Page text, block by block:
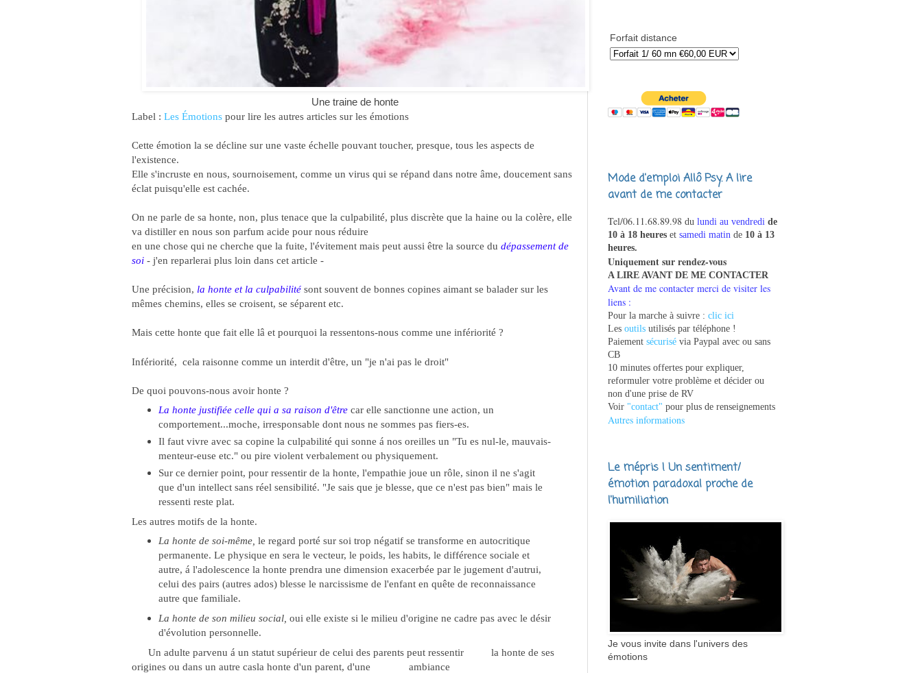
Une traine de honte
Label : Les Émotions pour lire les autres articles sur les émotions
Cette émotion la se décline sur une vaste échelle pouvant toucher, presque, tous les aspects de
l'existence.
Elle s'incruste en nous, sournoisement, comme un virus qui se répand dans notre âme, doucement sans
éclat puisqu'elle est cachée.
On ne parle de sa honte, non, plus tenace que la culpabilité, plus discrète que la haine ou la colère, elle
va distiller en nous son parfum acide pour nous réduire
en une chose qui ne cherche que la fuite, l'évitement mais peut aussi être la source du dépassement de
soi - j'en reparlerai plus loin dans cet article -
Une précision, la honte et la culpabilité sont souvent de bonnes copines aimant se balader sur les
mêmes chemins, elles se croisent, se séparent etc.
Mais cette honte que fait elle lâ et pourquoi la ressentons-nous comme une infériorité ?
Infériorité, cela raisonne comme un interdit d'être, un "je n'ai pas le droit"
De quoi pouvons-nous avoir honte ?
La honte justifiée celle qui a sa raison d'êtrecar elle sanctionne une action, un
comportement...moche, irresponsable dont nous ne sommes pas fiers-es.
Il faut vivre avec sa copine la culpabilité qui sonne á nos oreilles un "Tu es nul-le, mauvais-
menteur-euse etc." ou pire violent verbalementou physiquement.
Sur ce dernier point, pour ressentir de la honte, l'empathie joue un rôle, sinon il ne s'agit
que d'un intellect sans réel sensibilité. "Je sais que je blesse, que ce n'est pas bien" mais le
ressenti reste plat.
Les autres motifs de la honte.
La honte de soi-même, le regard porté sur soi trop négatif se transforme en autocritique
permanente. Le physique en sera le vecteur, le poids, les habits, le différence sociale et
autre, á l'adolescence la honte prendra une dimension exacerbée par le jugement d'autrui,
celui des pairs (autres ados) blesse le narcissisme de l'enfant en quête de reconnaissance
autre que familiale.
La honte de son milieu social, oui elle existe si le milieu d'origine ne cadre pas avec le désir
d'évolution personnelle.
Un adulte parvenu á un statut supérieur de celui des parents peut ressentir la honte de ses
origines ou dans un autre casla honte d'un parent, d'une ambiance
Forfait distance
Mode d'emploi Allô Psy. A lire
avant de me contacter
Tel/06.11.68.89.98 du lundi au vendredi de
10 à 18 heures et samedi matin de 10 à 13
heures.
Uniquement sur rendez-vous
A LIRE AVANT DE ME CONTACTER
Avant de me contacter merci de visiter les
liens :
Pour la marche à suivre : clic ici
Les outils utilisés par téléphone !
Paiement sécurisé via Paypal avec ou sans
CB
10 minutes offertes pour expliquer,
reformuler votre problème et décider ou
non d'une prise de RV
Voir "contact" pour plus de renseignements
Autres informations
Le mépris ! Un sentiment/
émotion paradoxal proche de
l'humiliation
Je vous invite dans l'univers des
émotions